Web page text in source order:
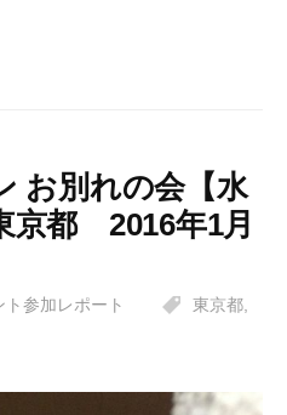
お別れの会【水
京都 2016年1月
ト参加レポート 東京都